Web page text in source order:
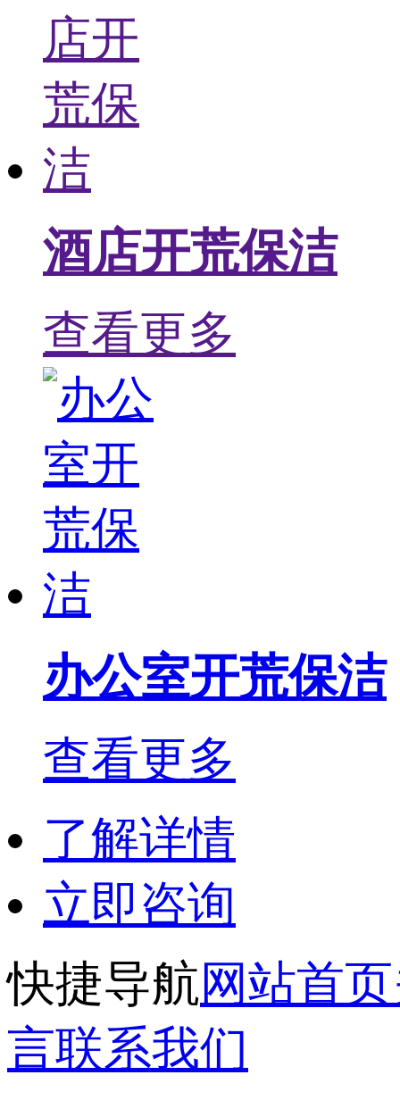
酒店开荒保洁
查看更多
办公室开荒保洁
查看更多
了解详情
立即咨询
快捷导航网站首页
言联系我们